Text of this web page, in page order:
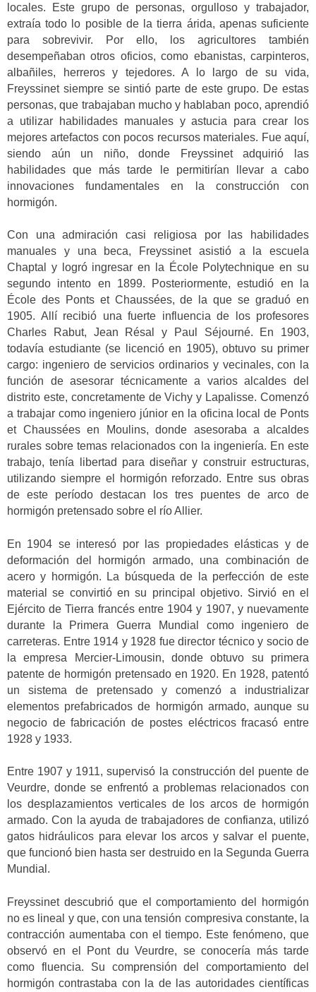
locales. Este grupo de personas, orgulloso y trabajador,
extraía todo lo posible de la tierra árida, apenas suficiente
para sobrevivir. Por ello, los agricultores también
desempeñaban otros oficios, como ebanistas, carpinteros,
albañiles, herreros y tejedores. A lo largo de su vida,
Freyssinet siempre se sintió parte de este grupo. De estas
personas, que trabajaban mucho y hablaban poco, aprendió
a utilizar habilidades manuales y astucia para crear los
mejores artefactos con pocos recursos materiales. Fue aquí,
siendo aún un niño, donde Freyssinet adquirió las
habilidades que más tarde le permitirían llevar a cabo
innovaciones fundamentales en la construcción con
hormigón.
Con una admiración casi religiosa por las habilidades
manuales y una beca, Freyssinet asistió a la escuela
Chaptal y logró ingresar en la École Polytechnique en su
segundo intento en 1899. Posteriormente, estudió en la
École des Ponts et Chaussées, de la que se graduó en
1905. Allí recibió una fuerte influencia de los profesores
Charles Rabut, Jean Résal y Paul Séjourné. En 1903,
todavía estudiante (se licenció en 1905), obtuvo su primer
cargo: ingeniero de servicios ordinarios y vecinales, con la
función de asesorar técnicamente a varios alcaldes del
distrito este, concretamente de Vichy y Lapalisse. Comenzó
a trabajar como ingeniero júnior en la oficina local de Ponts
et Chaussées en Moulins, donde asesoraba a alcaldes
rurales sobre temas relacionados con la ingeniería. En este
trabajo, tenía libertad para diseñar y construir estructuras,
utilizando siempre el hormigón reforzado. Entre sus obras
de este período destacan los tres puentes de arco de
hormigón pretensado sobre el río Allier.
En 1904 se interesó por las propiedades elásticas y de
deformación del hormigón armado, una combinación de
acero y hormigón. La búsqueda de la perfección de este
material se convirtió en su principal objetivo. Sirvió en el
Ejército de Tierra francés entre 1904 y 1907, y nuevamente
durante la Primera Guerra Mundial como ingeniero de
carreteras. Entre 1914 y 1928 fue director técnico y socio de
la empresa Mercier-Limousin, donde obtuvo su primera
patente de hormigón pretensado en 1920. En 1928, patentó
un sistema de pretensado y comenzó a industrializar
elementos prefabricados de hormigón armado, aunque su
negocio de fabricación de postes eléctricos fracasó entre
1928 y 1933.
Entre 1907 y 1911, supervisó la construcción del puente de
Veurdre, donde se enfrentó a problemas relacionados con
los desplazamientos verticales de los arcos de hormigón
armado. Con la ayuda de trabajadores de confianza, utilizó
gatos hidráulicos para elevar los arcos y salvar el puente,
que funcionó bien hasta ser destruido en la Segunda Guerra
Mundial.
Freyssinet descubrió que el comportamiento del hormigón
no es lineal y que, con una tensión compresiva constante, la
contracción aumentaba con el tiempo. Este fenómeno, que
observó en el Pont du Veurdre, se conocería más tarde
como fluencia. Su comprensión del comportamiento del
hormigón contrastaba con la de las autoridades científicas